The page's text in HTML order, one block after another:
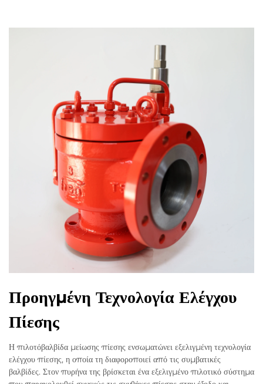
Προηγμένη Τεχνολογία Ελέγχου
Πίεσης
Η πιλοτόβαλβίδα μείωσης πίεσης ενσωματώνει εξελιγμένη τεχνολογία
ελέγχου πίεσης, η οποία τη διαφοροποιεί από τις συμβατικές
βαλβίδες. Στον πυρήνα της βρίσκεται ένα εξελιγμένο πιλοτικό σύστημα